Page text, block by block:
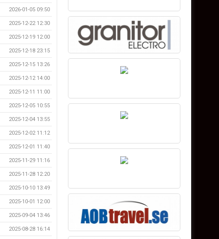
2026-01-05 09:50
2025-12-22 12:30
2025-12-19 12:00
2025-12-18 23:15
2025-12-15 13:26
2025-12-12 14:00
2025-12-11 11:00
2025-12-05 10:55
2025-12-04 13:55
2025-12-02 11:12
2025-12-01 11:40
2025-11-29 11:16
2025-11-28 12:20
2025-10-10 13:49
2025-10-01 12:00
2025-09-04 13:46
2025-08-28 16:14